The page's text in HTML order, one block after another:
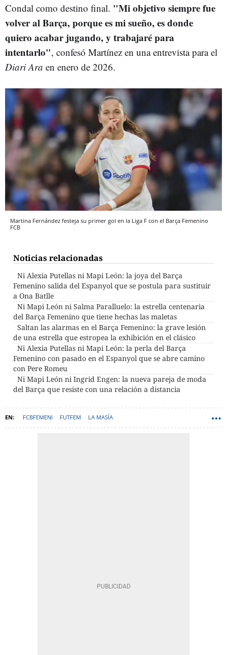
Condal como destino final. "Mi objetivo siempre fue
volver al Barça, porque es mi sueño, es donde
quiero acabar jugando, y trabajaré para
intentarlo", confesó Martínez en una entrevista para el
Diari Ara en enero de 2026.
Martina Fernández festeja su primer gol en la Liga F con el Barça Femenino
FCB
Noticias relacionadas
Ni Alexia Putellas ni Mapi León: la joya del Barça
Femenino salida del Espanyol que se postula para sustituir
a Ona Batlle
Ni Mapi León ni Salma Paralluelo: la estrella centenaria
del Barça Femenino que tiene hechas las maletas
Saltan las alarmas en el Barça Femenino: la grave lesión
de una estrella que estropea la exhibición en el clásico
Ni Alexia Putellas ni Mapi León: la perla del Barça
Femenino con pasado en el Espanyol que se abre camino
con Pere Romeu
Ni Mapi León ni Ingrid Engen: la nueva pareja de moda
del Barça que resiste con una relación a distancia
FCBFEMENI FUTFEM LA MASÍA